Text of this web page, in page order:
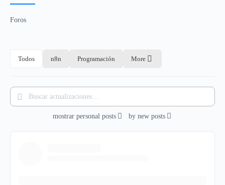
Foros
Todos n8n Programación More
Buscar
actualizaciones…
mostrar personal posts by new posts